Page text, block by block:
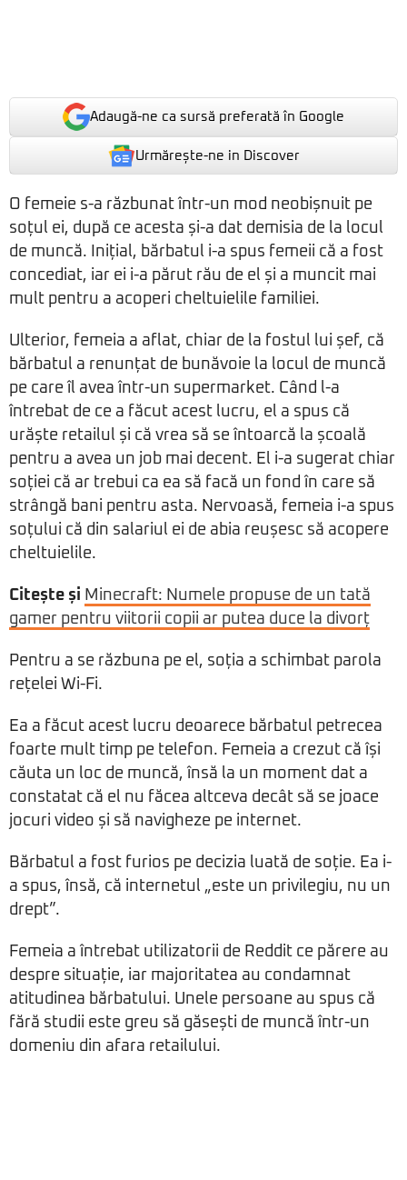
Adaugă-ne ca sursă preferată în Google
Urmărește-ne in Discover
O femeie s-a răzbunat într-un mod neobișnuit pe
soțul ei, după ce acesta și-a dat demisia de la locul
de muncă. Inițial, bărbatul i-a spus femeii că a fost
concediat, iar ei i-a părut rău de el și a muncit mai
mult pentru a acoperi cheltuielile familiei.
Ulterior, femeia a aflat, chiar de la fostul lui șef, că
bărbatul a renunțat de bunăvoie la locul de muncă
pe care îl avea într-un supermarket. Când l-a
întrebat de ce a făcut acest lucru, el a spus că
urăște retailul și că vrea să se întoarcă la școală
pentru a avea un job mai decent. El i-a sugerat chiar
soției că ar trebui ca ea să facă un fond în care să
strângă bani pentru asta. Nervoasă, femeia i-a spus
soțului că din salariul ei de abia reușesc să acopere
cheltuielile.
Citește și Minecraft: Numele propuse de un tată
gamer pentru viitorii copii ar putea duce la divorț
Pentru a se răzbuna pe el, soția a schimbat parola
rețelei Wi-Fi.
Ea a făcut acest lucru deoarece bărbatul petrecea
foarte mult timp pe telefon. Femeia a crezut că își
căuta un loc de muncă, însă la un moment dat a
constatat că el nu făcea altceva decât să se joace
jocuri video și să navigheze pe internet.
Bărbatul a fost furios pe decizia luată de soție. Ea i-
a spus, însă, că internetul „este un privilegiu, nu un
drept”.
Femeia a întrebat utilizatorii de Reddit ce părere au
despre situație, iar majoritatea au condamnat
atitudinea bărbatului. Unele persoane au spus că
fără studii este greu să găsești de muncă într-un
domeniu din afara retailului.